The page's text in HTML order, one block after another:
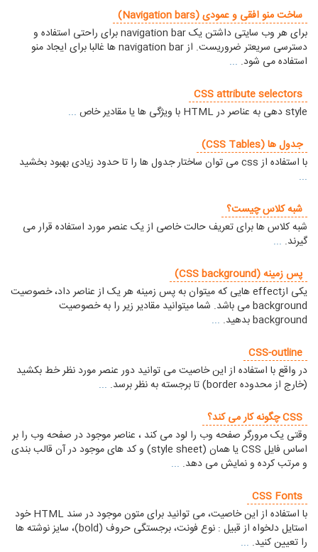
ساخت منو افقی و عمودی (Navigation bars)
برای هر وب سایتی داشتن یک navigation bar برای راحتی استفاده و
دسترسی سریعتر ضروریست. از navigation bar ها غالبا برای ایجاد منو
استفاده می شود. ...
CSS attribute selectors
style دهی به عناصر در HTML با ویژگی ها یا مقادیر خاص
...
جدول ها (CSS Tables)
با استفاده از css می توان ساختار جدول ها را تا حدود زیادی بهبود بخشید
...
شبه کلاس چیست؟
شبه کلاس ها برای تعریف حالت خاصی از یک عنصر مورد استفاده قرار می
گیرند. ...
پس زمینه (CSS background)
یکی ازeffect هایی که میتوان به پس زمینه هر یک از عناصر داد، خصوصیت
background می باشد. شما میتوانید مقادیر زیر را به خصوصیت
background بدهید.
...
CSS-outline
در واقع با استفاده از این خاصیت می توانید دور عنصر مورد نظر خط بکشید
(خارج از محدوده border) تا برجسته به نظر برسد.
...
CSS چگونه کار می کند؟
وقتی یک مرورگر صفحه وب را لود می کند ، عناصر موجود در صفحه وب را بر
اساس فایل CSS یا همان (style sheet) و کد های موجود در آن قالب بندی
و مرتب کرده و نمایش می دهد. ...
CSS Fonts
با استفاده از این خاصیت، می توانید برای متون موجود در سند HTML خود
استایل دلخواه از قبیل : نوع فونت، برجستگی حروف (bold)، سایز نوشته ها
را تعیین کنید. ...